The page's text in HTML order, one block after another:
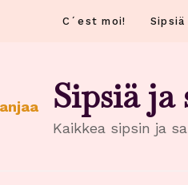
C´est moi! Sipsiä
Sipsiä ja
Kaikkea sipsin ja